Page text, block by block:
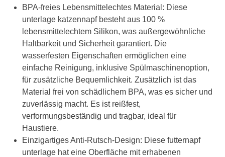
BPA-freies Lebensmittelechtes Material: Diese
unterlage katzennapf besteht aus 100 %
lebensmittelechtem Silikon, was außergewöhnliche
Haltbarkeit und Sicherheit garantiert. Die
wasserfesten Eigenschaften ermöglichen eine
einfache Reinigung, inklusive Spülmaschinenoption,
für zusätzliche Bequemlichkeit. Zusätzlich ist das
Material frei von schädlichem BPA, was es sicher und
zuverlässig macht. Es ist reißfest,
verformungsbeständig und tragbar, ideal für
Haustiere.
Einzigartiges Anti-Rutsch-Design: Diese futternapf
unterlage hat eine Oberfläche mit erhabenen